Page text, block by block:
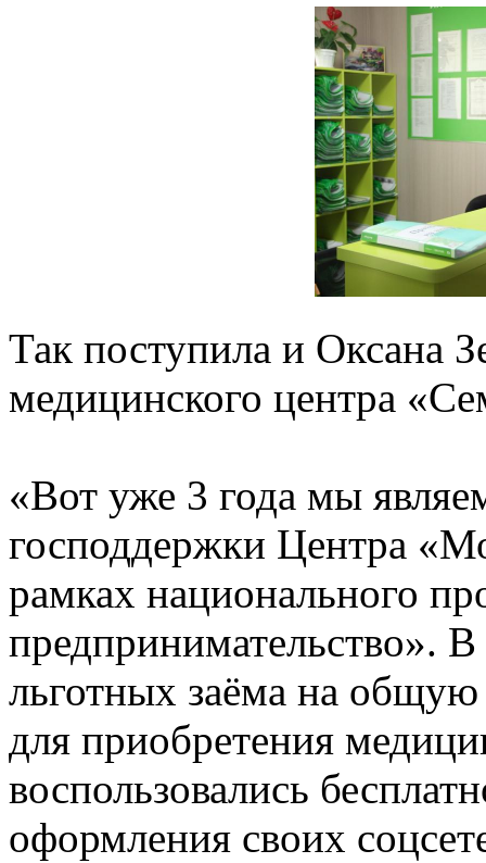
Так поступила и Оксана
медицинского центра
«Вот уже 3 года мы
господдержки Центра
рамках национального
предпринимательство».
льготных заёма на
для приобретения
воспользовались
оформления своих